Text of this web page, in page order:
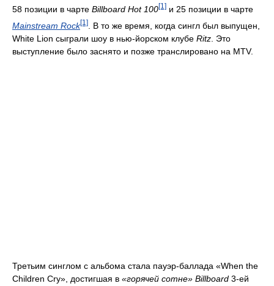
58 позиции в чарте Billboard Hot 100[1] и 25 позиции в чарте
Mainstream Rock[1]
. В то же время, когда сингл был выпущен,
White Lion сыграли шоу в нью-йорском клубе Ritz . Это
выступление было заснято и позже транслировано на MTV.
Третьим синглом с альбома стала пауэр-баллада «When the
Children Cry», достигшая в «горячей сотне» Billboard 3-ей